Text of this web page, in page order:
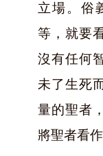
立場。俗
等，就要
沒有任何
未了生死
量的聖者
將聖者看